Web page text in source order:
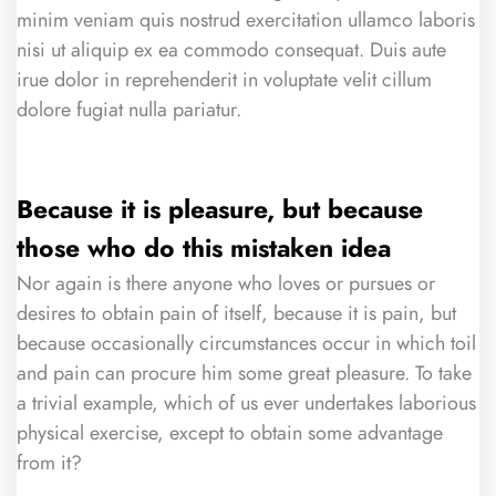
minim veniam quis nostrud exercitation ullamco laboris
nisi ut aliquip ex ea commodo consequat. Duis aute
irue dolor in reprehenderit in voluptate velit cillum
dolore fugiat nulla pariatur.
Because it is pleasure, but because
those who do this mistaken idea
Nor again is there anyone who loves or pursues or
desires to obtain pain of itself, because it is pain, but
because occasionally circumstances occur in which toil
and pain can procure him some great pleasure. To take
a trivial example, which of us ever undertakes laborious
physical exercise, except to obtain some advantage
from it?